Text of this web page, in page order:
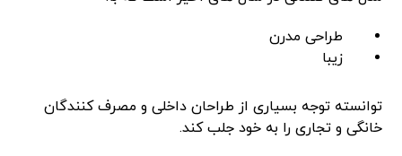
طراحی مدرن
زیبا
توانسته توجه بسیاری از طراحان داخلی و مصرف کنندگان
خانگی و تجاری را به خود جلب کند.